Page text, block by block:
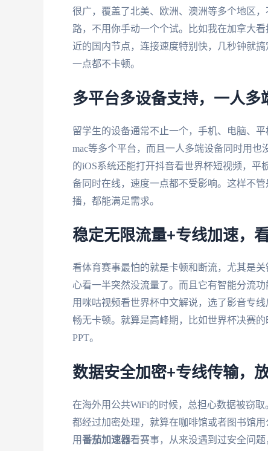
很广，覆盖了北美、欧洲、澳洲等多个地区
路，不用你手动一个个试。比如我在加拿大
近的国内节点，连接速度特别快，几秒钟就
一点都不卡顿。
多平台多设备支持，一人多
留学生的设备通常不止一个，手机、电脑、平
mac等多个平台，而且一人多端设备同时用
的iOS系统还能打开抖音看世界杯短视频，平
备同时在线，速度一点都不受影响。这样不
播，都能满足需求。
稳定无限流量+专线加速，
看体育赛事最怕的就是卡顿和断流，尤其是关
心看一半突然没流量了。而且它有智能分流
用咪咕视频看世界杯中文解说，选了影音专
畅无卡顿。就算是高峰期，比如世界杯决赛
PPT。
数据安全加密+专线传输，
在海外用公共WiFi的时候，总担心数据被窃取
都经过加密处理，就算在咖啡馆或者图书馆
用番茄加速器看赛事，从来没遇到过安全问题